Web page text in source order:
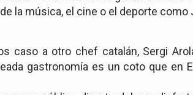
la música, el cine o el deporte como
caso a otro chef catalán, Sergi
gastronomía es un coto que en